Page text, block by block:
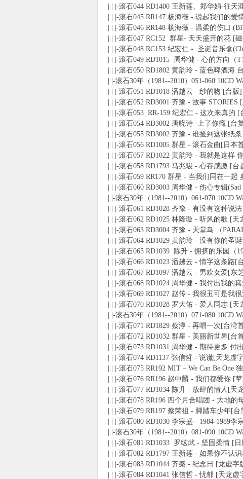
| | |-滚石044 RD1400 王新莲、郑华娟-往天
| | |-滚石045 RR147 杨海薇 - 说起我们的
| | |-滚石046 RR148 杨海薇 - 温柔的伤口
| | |-滚石047 RC152 群星- 天天盛开的花 [
| | |-滚石048 RC153 纪宏仁 - 圣诞音乐盒
| | |-滚石049 RD1015 周华健 - 心的方向（
| | |-滚石050 RD1802 黄韵玲 - 蓝色啤酒海
| |-滚石30年（1981--2010）051-060 10CD
| | |-滚石051 RD1018 潘越云 - 纱的吻 [台版
| | |-滚石052 RD3001 齐豫 - 故事 STORIES
| | |-滚石053 RR-159 纪宏仁 - 这次来真的 [
| | |-滚石054 RD3002 唐晓诗 -上了你瘾 [台
| | |-滚石055 RD3002 齐豫 - 谁捡到这张纸
| | |-滚石056 RD1005 群星 - 滚石金曲[日本
| | |-滚石057 RD1022 黄韵玲 - 我就是这样
| | |-滚石058 RD1793 马兆駿 - 心存感激 [台
| | |-滚石059 RR170 群星 - 当我们同在一
| | |-滚石060 RD3003 周华健 - 伤心专辑
| |-滚石30年（1981--2010）061-070 10CD
| | |-滚石061 RD1028 齐豫 - 有没有这种说
| | |-滚石062 RD1025 林隆璇 - 听风的歌 [天
| | |-滚石063 RD3004 齐豫 - 天堂鸟 （
| | |-滚石064 RD1029 黄韵玲 - 没有你的圣
| | |-滚石065 RD1039 陈升 - 拥挤的乐园（
| | |-滚石066 RD1023 潘越云 - 情字这条路[
| | |-滚石067 RD1097 潘越云 - 男欢女爱[东
| | |-滚石068 RD1024 周华健 - 我付出我的
| | |-滚石069 RD1027 赵传 - 我很丑可是我
| | |-滚石070 RD1028 罗大佑 - 爱人同志 [天
| |-滚石30年（1981--2010）071-080 10CD
| | |-滚石071 RD1829 蔡淳 - 再唱一次[台湾
| | |-滚石072 RD1032 群星 - 美丽新世界[台
| | |-滚石073 RD1031 周华健 - 期待更多 付
| | |-滚石074 RD1137 张信哲 - 说谎[天龙虚
| | |-滚石075 RR192 MIT – We Can Be One
| | |-滚石076 RR196 赵中麟 - 我们都爱你 [
| | |-滚石077 RD1034 陈升 - 放肆的情人[天
| | |-滚石078 RR196 四个月合唱团 - 大地
| | |-滚石079 RR197 蔡荣祖 - 脚踏车少年[
| | |-滚石080 RD1030 李宗盛 - 1984-1989
| |-滚石30年（1981--2010）081-090 10CD
| | |-滚石081 RD1033 罗纮武 - 坚固柔情 [日
| | |-滚石082 RD1797 王新莲 - 如果你不认
| | |-滚石083 RD1044 齐秦 - 纪念日 [龙虚字
| | |-滚石084 RD1041 张信哲 - 忧郁 [天龙